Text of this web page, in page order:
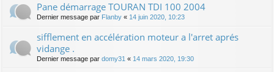
Pane démarrage TOURAN TDI 100 2004
Dernier message par Flanby « 14 juin 2020, 10:23
sifflement en accélération moteur a l'arret aprés
vidange .
Dernier message par domy31 « 14 mars 2020, 19:30